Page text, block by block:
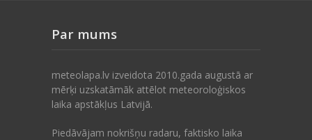
Par mums
meteolapa.lv izveidota 2010.gada augustā ar
mērķi uzskatāmāk attēlot meteoroloģiskos
laika apstākļus Latvijā.
Piedāvājam nokrišņu radaru, faktisko laika